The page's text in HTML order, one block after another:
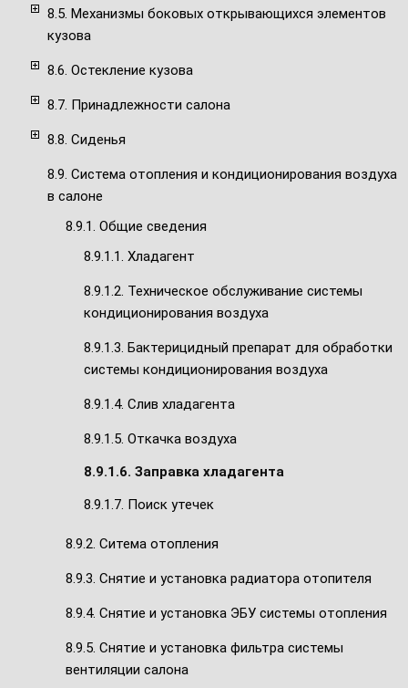
8.5. Механизмы боковых открывающихся элементов
кузова
8.6. Остекление кузова
8.7. Принадлежности салона
8.8. Сиденья
8.9. Система отопления и кондиционирования воздуха
в салоне
8.9.1. Общие сведения
8.9.1.1. Хладагент
8.9.1.2. Техническое обслуживание системы
кондиционирования воздуха
8.9.1.3. Бактерицидный препарат для обработки
системы кондиционирования воздуха
8.9.1.4. Слив хладагента
8.9.1.5. Откачка воздуха
8.9.1.6. Заправка хладагента
8.9.1.7. Поиск утечек
8.9.2. Ситема отопления
8.9.3. Снятие и установка радиатора отопителя
8.9.4. Снятие и установка ЭБУ системы отопления
8.9.5. Снятие и установка фильтра системы
вентиляции салона